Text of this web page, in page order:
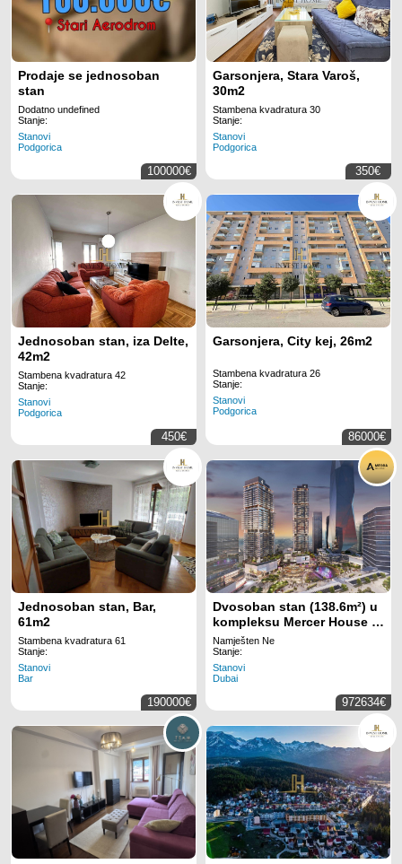
Prodaje se jednosoban
stan
Dodatno undefined
Stanje:
Stanovi
Podgorica
100000€
Garsonjera, Stara Varoš,
30m2
Stambena kvadratura 30
Stanje:
Stanovi
Podgorica
350€
Jednosoban stan, iza Delte,
42m2
Stambena kvadratura 42
Stanje:
Stanovi
Podgorica
450€
Garsonjera, City kej, 26m2
Stambena kvadratura 26
Stanje:
Stanovi
Podgorica
86000€
Jednosoban stan, Bar,
61m2
Stambena kvadratura 61
Stanje:
Stanovi
Bar
190000€
Dvosoban stan (138.6m²) u
kompleksu Mercer House –
Luksuzan život u Jumeirah
Lakes Towers, Dubai
Namješten Ne
Stanje:
Stanovi
Dubai
972634€